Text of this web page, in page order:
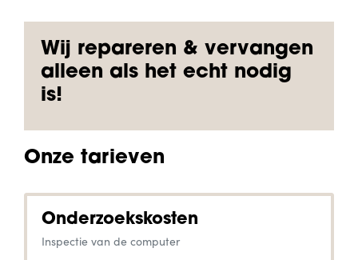
Wij repareren & vervangen
alleen als het echt nodig
is!
Onze tarieven
Onderzoekskosten
Inspectie van de computer